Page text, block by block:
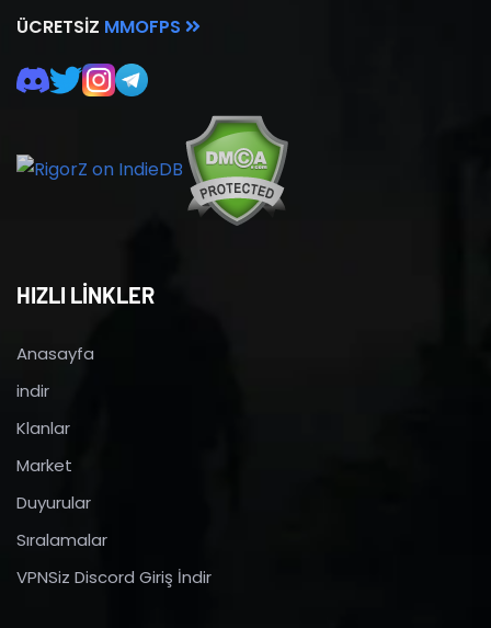
ÜCRETSIZ MMOFPS
HIZLI LİNKLER
Anasayfa
indir
Klanlar
Market
Duyurular
Sıralamalar
VPNSiz Discord Giriş İndir